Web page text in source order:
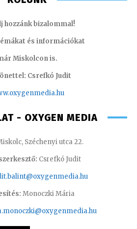
hozzánk bizalommal!
és információkat
Miskolcon is.
Csrefkó Judit
nmedia.hu
- OXYGEN MEDIA
Széchenyi utca 22.
Csrefkó Judit
Monoczki Mária